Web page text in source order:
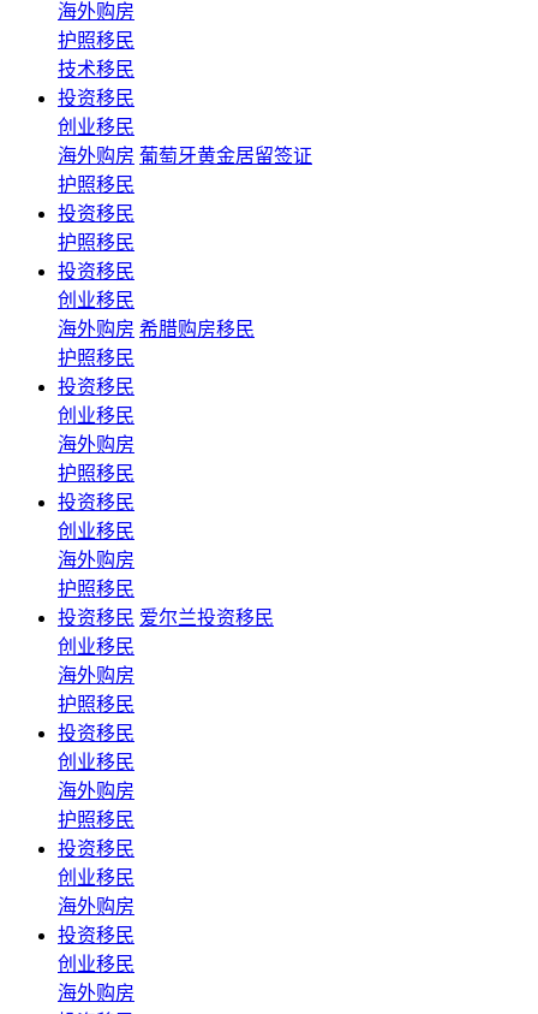
海外购房
护照移民
技术移民
投资移民
创业移民
海外购房 葡萄牙黄金居留签证
护照移民
投资移民
护照移民
投资移民
创业移民
海外购房 希腊购房移民
护照移民
投资移民
创业移民
海外购房
护照移民
投资移民
创业移民
海外购房
护照移民
投资移民 爱尔兰投资移民
创业移民
海外购房
护照移民
投资移民
创业移民
海外购房
护照移民
投资移民
创业移民
海外购房
投资移民
创业移民
海外购房